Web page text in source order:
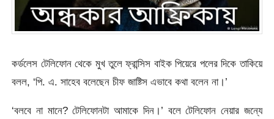
কর্ডলেস টেলিফোন থেকে মুখ তুলে ফ্রান্সিস বাইক পিয়েরে পলের দিকে তাকিয়ে
বলল, ‘পি. এ. সাহেব বলেছেন চীফ জাষ্টিস এভাবে কথা বলেন না।’
‘বলবে না মানে? টেলিফোনটা আমাকে দিন।’ বলে টেলিফোন নেয়ার জন্যে